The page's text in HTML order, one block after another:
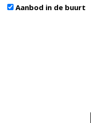
Aanbod in de buurt